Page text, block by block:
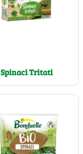
Spinaci Tritati